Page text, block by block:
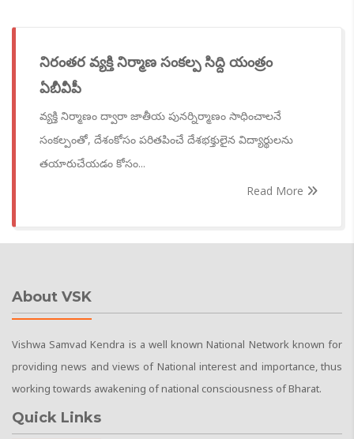
నిరంతర వ్యక్తి నిర్మాణ సంకల్ప సిద్ది యంత్రం
ఏబీవీపీ
వ్యక్తి నిర్మాణం ద్వారా జాతీయ పునర్నిర్మాణం సాధించాలనే
సంకల్పంతో, దేశంకోసం పరితపించే దేశభక్తులైన విద్యార్థులను
తయారుచేయడం కోసం...
Read More
About VSK
Vishwa Samvad Kendra is a well known National Network known for
providing news and views of National interest and importance, thus
working towards awakening of national consciousness of Bharat.
Quick Links